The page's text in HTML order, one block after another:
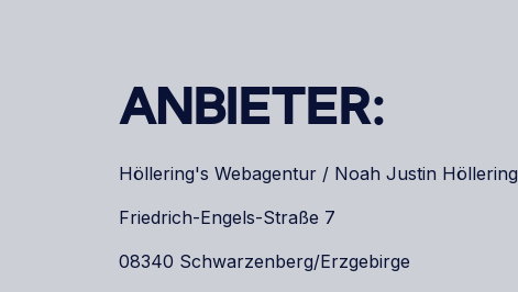
ANBIETER:
Höllering's Webagentur / Noah Justin Höllering
Friedrich-Engels-Straße 7
08340 Schwarzenberg/Erzgebirge